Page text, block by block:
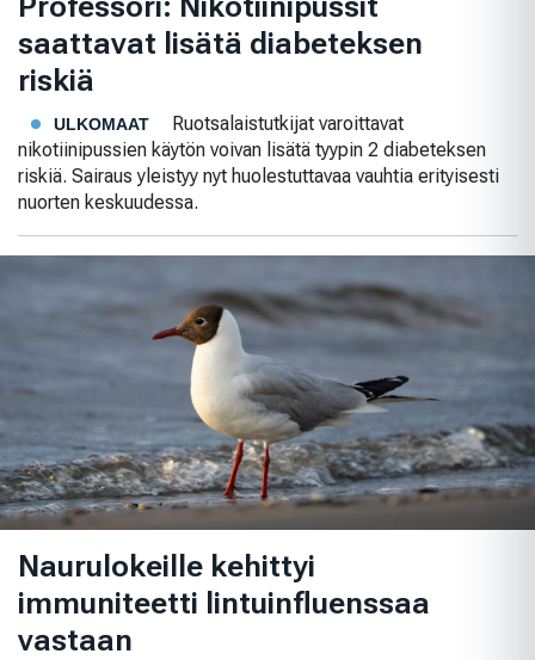
saattavat lisätä diabeteksen
riskiä
ULKOMAAT
Ruotsalaistutkijat varoittavat
nikotiinipussien käytön voivan lisätä tyypin 2 diabeteksen
riskiä. Sairaus yleistyy nyt huolestuttavaa vauhtia erityisesti
nuorten keskuudessa.
Naurulokeille kehittyi
immuniteetti lintuinfluenssaa
vastaan